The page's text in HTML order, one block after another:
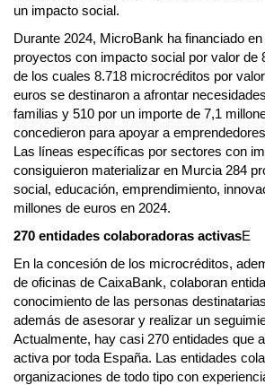
un impacto social.
Durante 2024, MicroBank ha financiado
proyectos con impacto social por valor de
de los cuales 8.718 microcréditos por
euros se destinaron a afrontar
familias y 510 por un importe de 7,1
concedieron para apoyar a
Las líneas específicas por sectores con
consiguieron materializar en Murcia 284
social, educación, emprendimiento,
millones de euros en 2024.
270 entidades colaboradoras activasE
En la concesión de los microcréditos,
de oficinas de CaixaBank, colaboran
conocimiento de las personas
además de asesorar y realizar un
Actualmente, hay casi 270 entidades que
activa por toda España. Las entidades
organizaciones de todo tipo con